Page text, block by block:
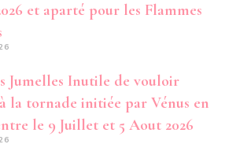
et aparté pour les Flammes
Jumelles Inutile de vouloir
la tornade initiée par Vénus en
le 9 Juillet et 5 Aout 2026